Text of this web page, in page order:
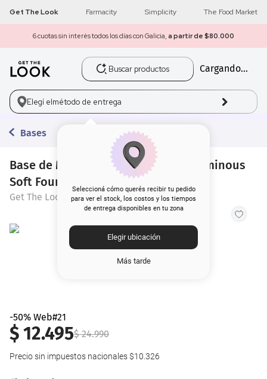
Get The Look Farmacity Simplicity The Food Market
6 cuotas sin interés todos los días con Galicia, a partir de $80.000
Buscar productos
Cargando...
Elegí elmétodo de entrega
Seleccioná cómo querés recibir tu pedido
para ver el stock, los costos y los tiempos
de entrega disponibles en tu zona
Elegir ubicación
Más tarde
Bases
Base de Maquillaje Get The Look Luminous
Soft Foundation
Get The Look
-50% Web#21
$12.495$ 24.990
Precio sin impuestos nacionales $10.326
1 get the look
2 máscara pestañas
3.
5. corrector
10. cher